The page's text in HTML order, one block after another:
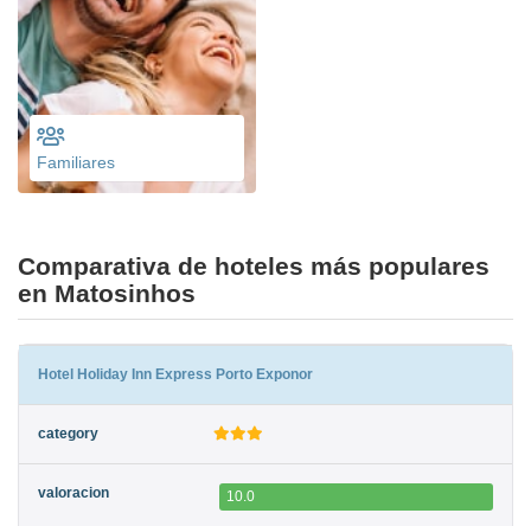
Familiares
Comparativa de hoteles más populares
en Matosinhos
Hotel Holiday Inn Express Porto Exponor
10.0